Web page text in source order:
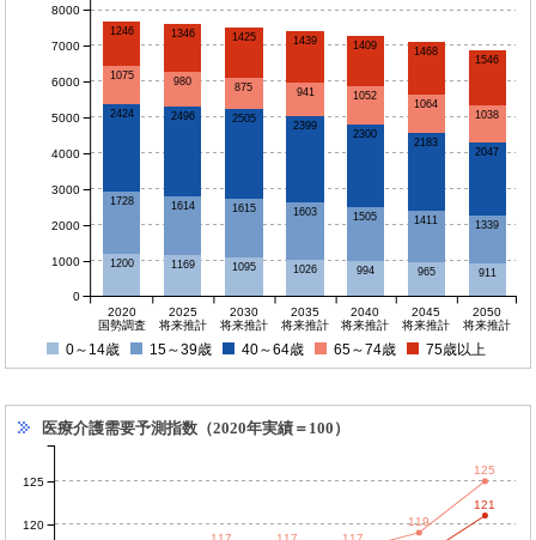
1200 1169 1095 1026 994 965 911
1728 1614 1615 1603 1505 1411 1339
2424 2496 2505
2399
2300
2183
2047
1075
980
875 941 1052
1064
1038
1246 1346 1425 1439 1409
1468
1546
2020
国勢調査
2025
将来推計
2030
将来推計
2035
将来推計
2040
将来推計
2045
将来推計
2050
将来推計
0
1000
2000
3000
4000
5000
6000
7000
8000
0～14歳 15～39歳 40～64歳 65～74歳 75歳以上
医療介護需要予測指数（2020年実績＝100）
121
119
125
120
125